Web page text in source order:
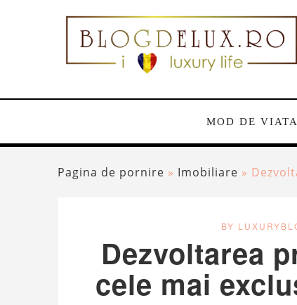
MOD DE VIATA
Pagina de pornire » Imobiliare »
BY
Dezvoltarea
cele mai